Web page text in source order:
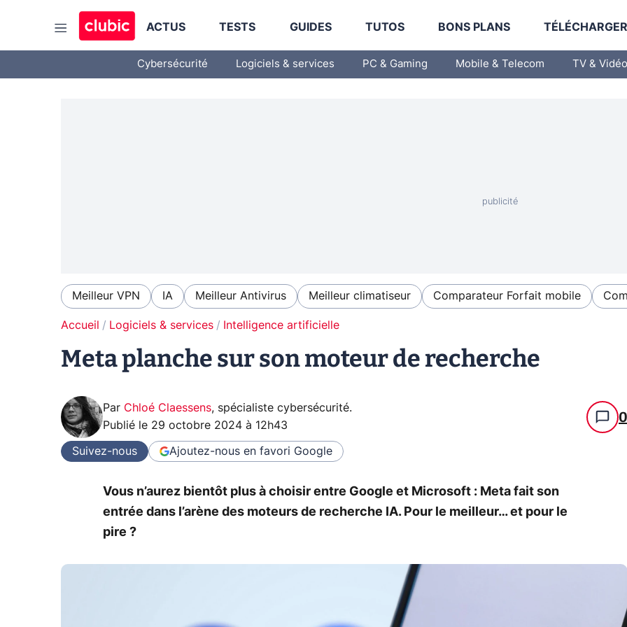
ACTUS TESTS GUIDES TUTOS BONS PLANS
Cybersécurité Logiciels & services PC & Gaming Mobile & Telecom TV & Vidéo
Meilleur VPN IA Meilleur Antivirus Meilleur climatiseur Comparateur Forfait mobile
Accueil Logiciels & services Intelligence artificielle
Meta planche sur son moteur de recherche
Par Chloé Claessens, spécialiste cybersécurité.
Publié le 29 octobre 2024 à 12h43 0
Suivez-nous Ajoutez-nous en favori Google
Vous n’aurez bientôt plus à choisir entre Google et Microsoft : Meta fait son
entrée dans l’arène des moteurs de recherche IA. Pour le meilleur… et pour le
pire ?